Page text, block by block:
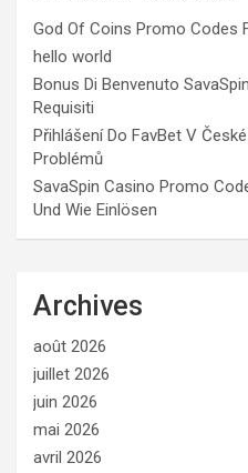
God Of Coins Promo Codes
hello world
Bonus Di Benvenuto
Requisiti
Přihlášení Do FavBet V
Problémů
SavaSpin Casino Promo
Und Wie Einlösen
Archives
août 2026
juillet 2026
juin 2026
mai 2026
avril 2026